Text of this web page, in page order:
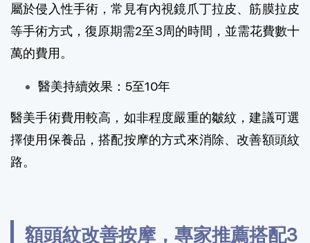
屬於侵入性手術，常見有內視鏡爪丁拉皮、筋膜拉皮
等手術方式，復原期需2至3周的時間，並需花費數十
萬的費用。
醫美持續效果：5至10年
醫美手術費用較高，如非程度嚴重的皺紋，建議可選
擇使用保養品，搭配按摩的方式來消除、改善額頭紋
路。
額頭紋改善按摩，專家推薦搭配3